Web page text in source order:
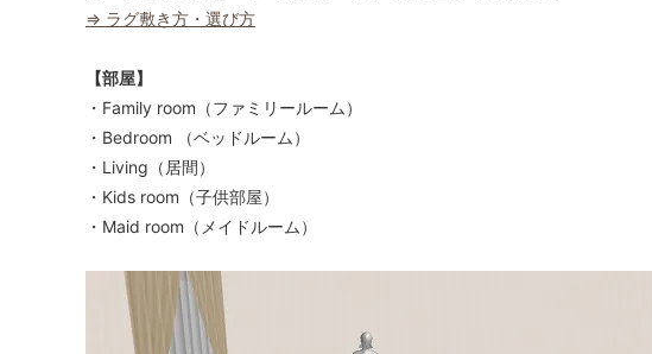
⇒ ラグ敷き方・選び方
【部屋】
・Family room（ファミリールーム）
・Bedroom （ベッドルーム）
・Living（居間）
・Kids room（子供部屋）
・Maid room（メイドルーム）